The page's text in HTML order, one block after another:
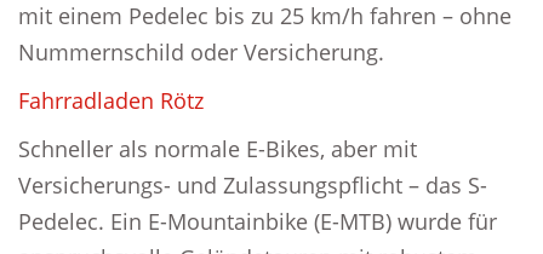
mit einem Pedelec bis zu 25 km/h fahren – ohne
Nummernschild oder Versicherung.
Fahrradladen Rötz
Schneller als normale E-Bikes, aber mit
Versicherungs- und Zulassungspflicht – das S-
Pedelec. Ein E-Mountainbike (E-MTB) wurde für